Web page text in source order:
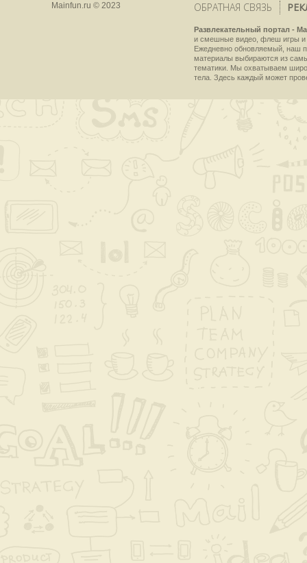
Mainfun.ru © 2023 ОБРАТНАЯ СВЯЗЬ
Развлекательный портал -
и смешные видео, флеш игры и
Ежедневно обновляемый, наш
материалы выбираются из
тематики. Мы охватываем
тела. Здесь каждый может